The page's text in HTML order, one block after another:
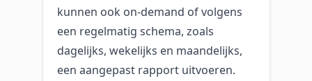
kunnen ook on-demand of volgens
een regelmatig schema, zoals
dagelijks, wekelijks en maandelijks,
een aangepast rapport uitvoeren.